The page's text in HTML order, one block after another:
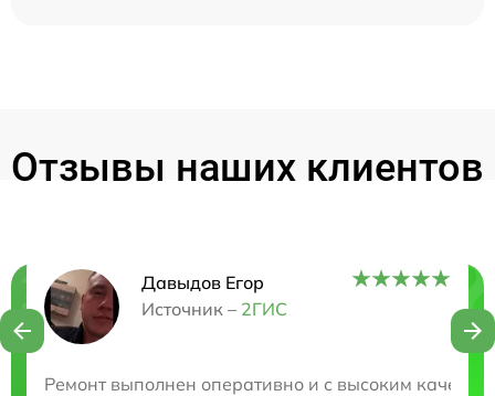
Отзывы наших клиентов
Давыдов Егор
Источник – 2ГИС
Ремонт выполнен оперативно и с высоким
Нужна консультация?